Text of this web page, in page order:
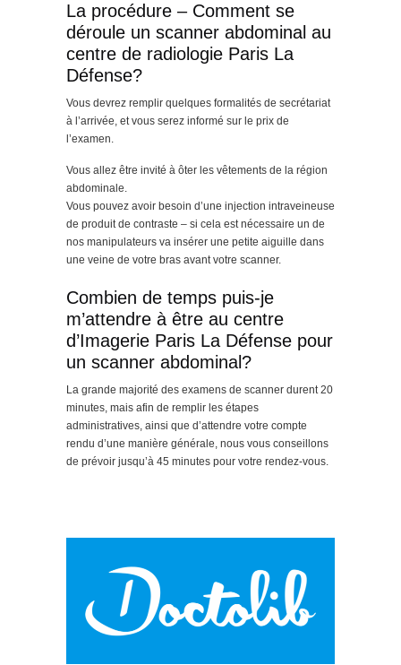
La procédure – Comment se
déroule un scanner abdominal au
centre de radiologie Paris La
Défense?
Vous devrez remplir quelques formalités de secrétariat
à l’arrivée, et vous serez informé sur le prix de
l’examen.
Vous allez être invité à ôter les vêtements de la région
abdominale.
Vous pouvez avoir besoin d’une injection intraveineuse
de produit de contraste – si cela est nécessaire un de
nos manipulateurs va insérer une petite aiguille dans
une veine de votre bras avant votre scanner.
Combien de temps puis-je
m’attendre à être au centre
d’Imagerie Paris La Défense pour
un scanner abdominal?
La grande majorité des examens de scanner durent 20
minutes, mais afin de remplir les étapes
administratives, ainsi que d’attendre votre compte
rendu d’une manière générale, nous vous conseillons
de prévoir jusqu’à 45 minutes pour votre rendez-vous.